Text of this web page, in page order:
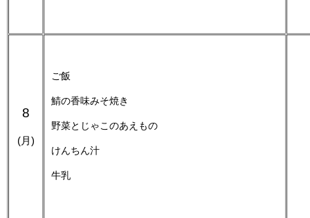
8
(月)
ご飯
鯖の香味みそ焼き
野菜とじゃこのあえもの
けんちん汁
牛乳